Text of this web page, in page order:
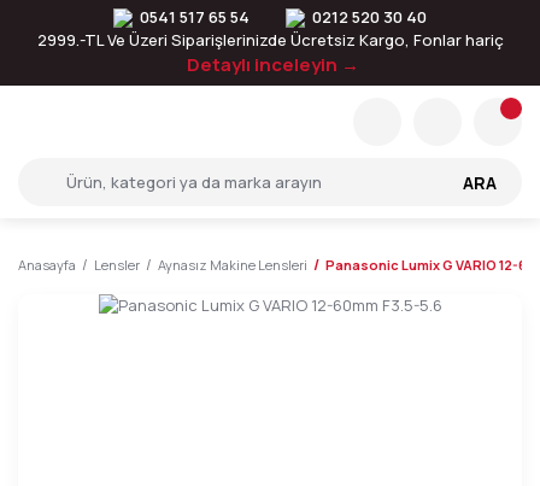
0541 517 65 54
0212 520 30 40
2999.-TL Ve Üzeri Siparişlerinizde Ücretsiz Kargo, Fonlar hariç
Detaylı inceleyin →
ARA
Anasayfa Lensler Aynasız Makine Lensleri Panasonic Lumix G VARIO 12-